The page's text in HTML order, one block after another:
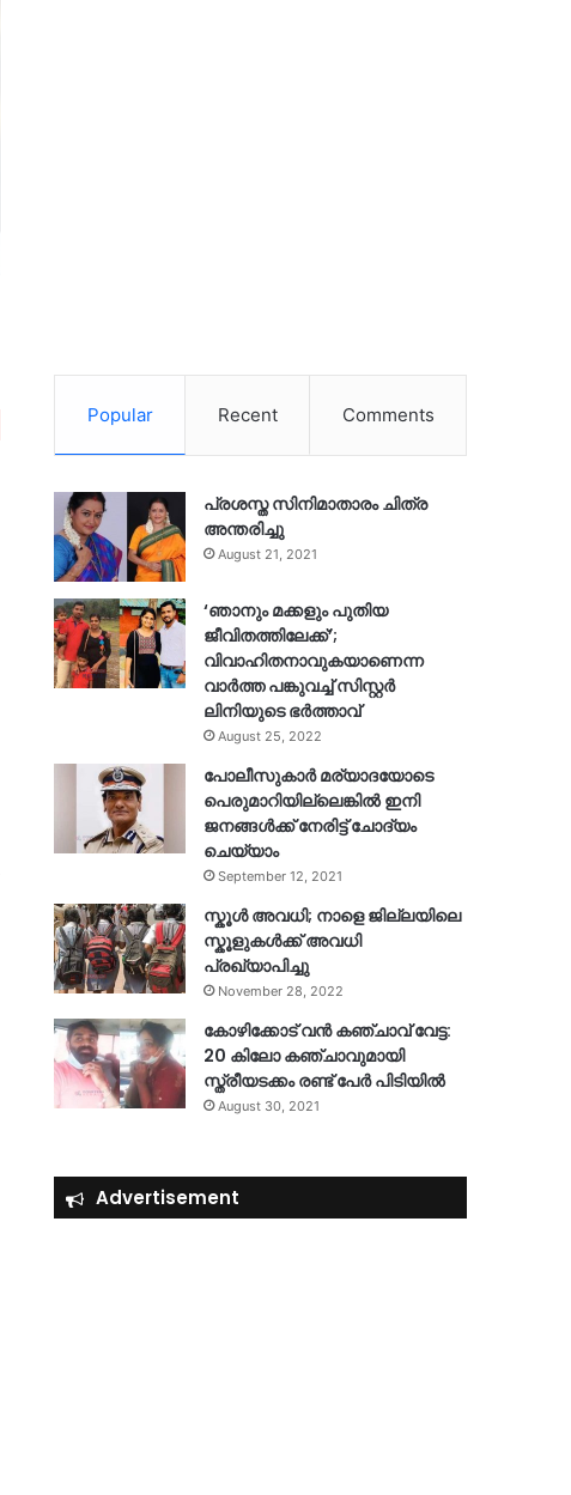
Popular Recent Comments
പ്രശസ്ത സിനിമാതാരം ചിത്ര
അന്തരിച്ചു
August 21, 2021
‘ഞാനും മക്കളും പുതിയ
ജീവിതത്തിലേക്ക്’;
വിവാഹിതനാവുകയാണെന്ന
വാർത്ത പങ്കുവച്ച് സിസ്റ്റർ
ലിനിയുടെ ഭർത്താവ്
August 25, 2022
പോലീസുകാര്‍ മര്യാദയോടെ
പെരുമാറിയില്ലെങ്കില്‍ ഇനി
ജനങ്ങള്‍ക്ക് നേരിട്ട് ചോദ്യം
ചെയ്യാം
September 12, 2021
സ്കൂൾ അവധി; നാളെ ജില്ലയിലെ
സ്കൂളുകൾക്ക് അവധി
പ്രഖ്യാപിച്ചു
November 28, 2022
കോഴിക്കോട് വൻ കഞ്ചാവ് വേട്ട:
20 കിലോ കഞ്ചാവുമായി
സ്ത്രീയടക്കം രണ്ട് പേർ പിടിയിൽ
August 30, 2021
Advertisement